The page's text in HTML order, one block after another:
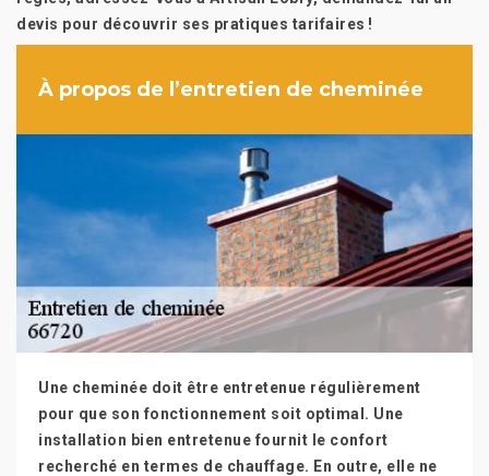
devis pour découvrir ses pratiques tarifaires !
À propos de l’entretien de cheminée
Une cheminée doit être entretenue régulièrement
pour que son fonctionnement soit optimal. Une
installation bien entretenue fournit le confort
recherché en termes de chauffage. En outre, elle ne